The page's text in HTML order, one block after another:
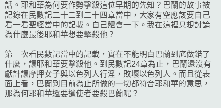
話。耶和華為何要作勢擊殺這位早期的先知？巴蘭的故事被
記錄在民數記二十二到二十四章當中，大家有空應該要自己
看一看聖經當中的記載。自己體會一下。我在這裡只想討論
為什麼最後耶和華想要擊殺他？
第一次看民數記當中的記載，實在不能明白巴蘭到底做錯了
什麼，讓耶和華要擊殺他。到民數記24章為止，巴蘭還沒有
獻計讓摩押女子與以色列人行淫，敗壞以色列人。而且從表
面上看，巴蘭到目前為止所做的一切都符合耶和華的意思，
那為何耶和華還要遣使者要殺巴蘭呢？